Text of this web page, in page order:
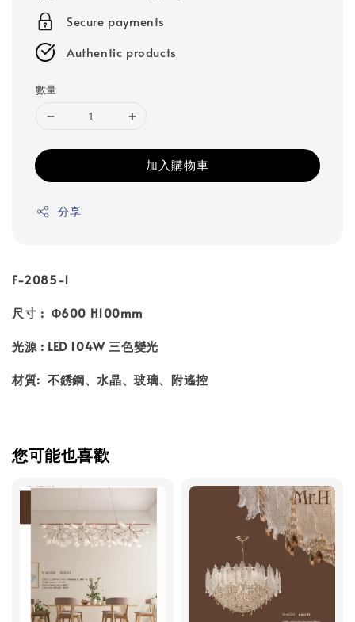
Secure payments
Authentic products
數量
加入購物車
分享
F-2085-1
尺寸 : Φ600 H100mm
光源 : LED 104W 三色變光
材質: 不銹鋼、水晶、玻璃、附遙控
您可能也喜歡